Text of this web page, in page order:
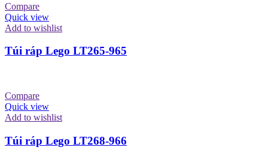
Compare
Quick view
Add to wishlist
Túi ráp Lego LT265-965
Compare
Quick view
Add to wishlist
Túi ráp Lego LT268-966